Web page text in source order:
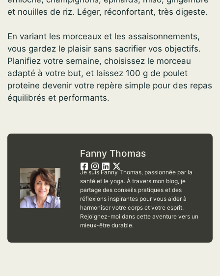
et nouilles de riz. Léger, réconfortant, très digeste.
En variant les morceaux et les assaisonnements,
vous gardez le plaisir sans sacrifier vos objectifs.
Planifiez votre semaine, choisissez le morceau
adapté à votre but, et laissez 100 g de poulet
proteine devenir votre repère simple pour des repas
équilibrés et performants.
Fanny Thomas
Je suis Fanny Thomas, passionnée par la
santé et le yoga. À travers mon blog, je
partage des conseils pratiques et des
réflexions inspirantes pour vous aider à
harmoniser votre corps et votre esprit.
Rejoignez-moi dans cette aventure vers un
mieux-être durable.